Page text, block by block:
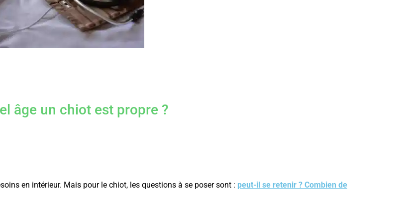
âge un chiot est propre ?
en intérieur. Mais pour le chiot, les questions à se poser sont : peut-il se retenir ? Combien de